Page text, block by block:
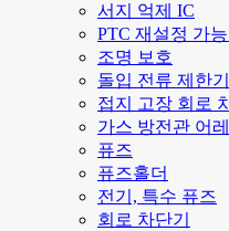
서지 억제 IC
PTC 재설정 가
조명 보호
돌입 전류 제한
접지 고장 회로
가스 방전관 어
퓨즈
퓨즈홀더
전기, 특수 퓨즈
회로 차단기